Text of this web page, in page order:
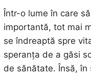
Într-o lume în care
importantă, tot mai
se îndreaptă spre
speranța de a găsi
de sănătate. Însă,